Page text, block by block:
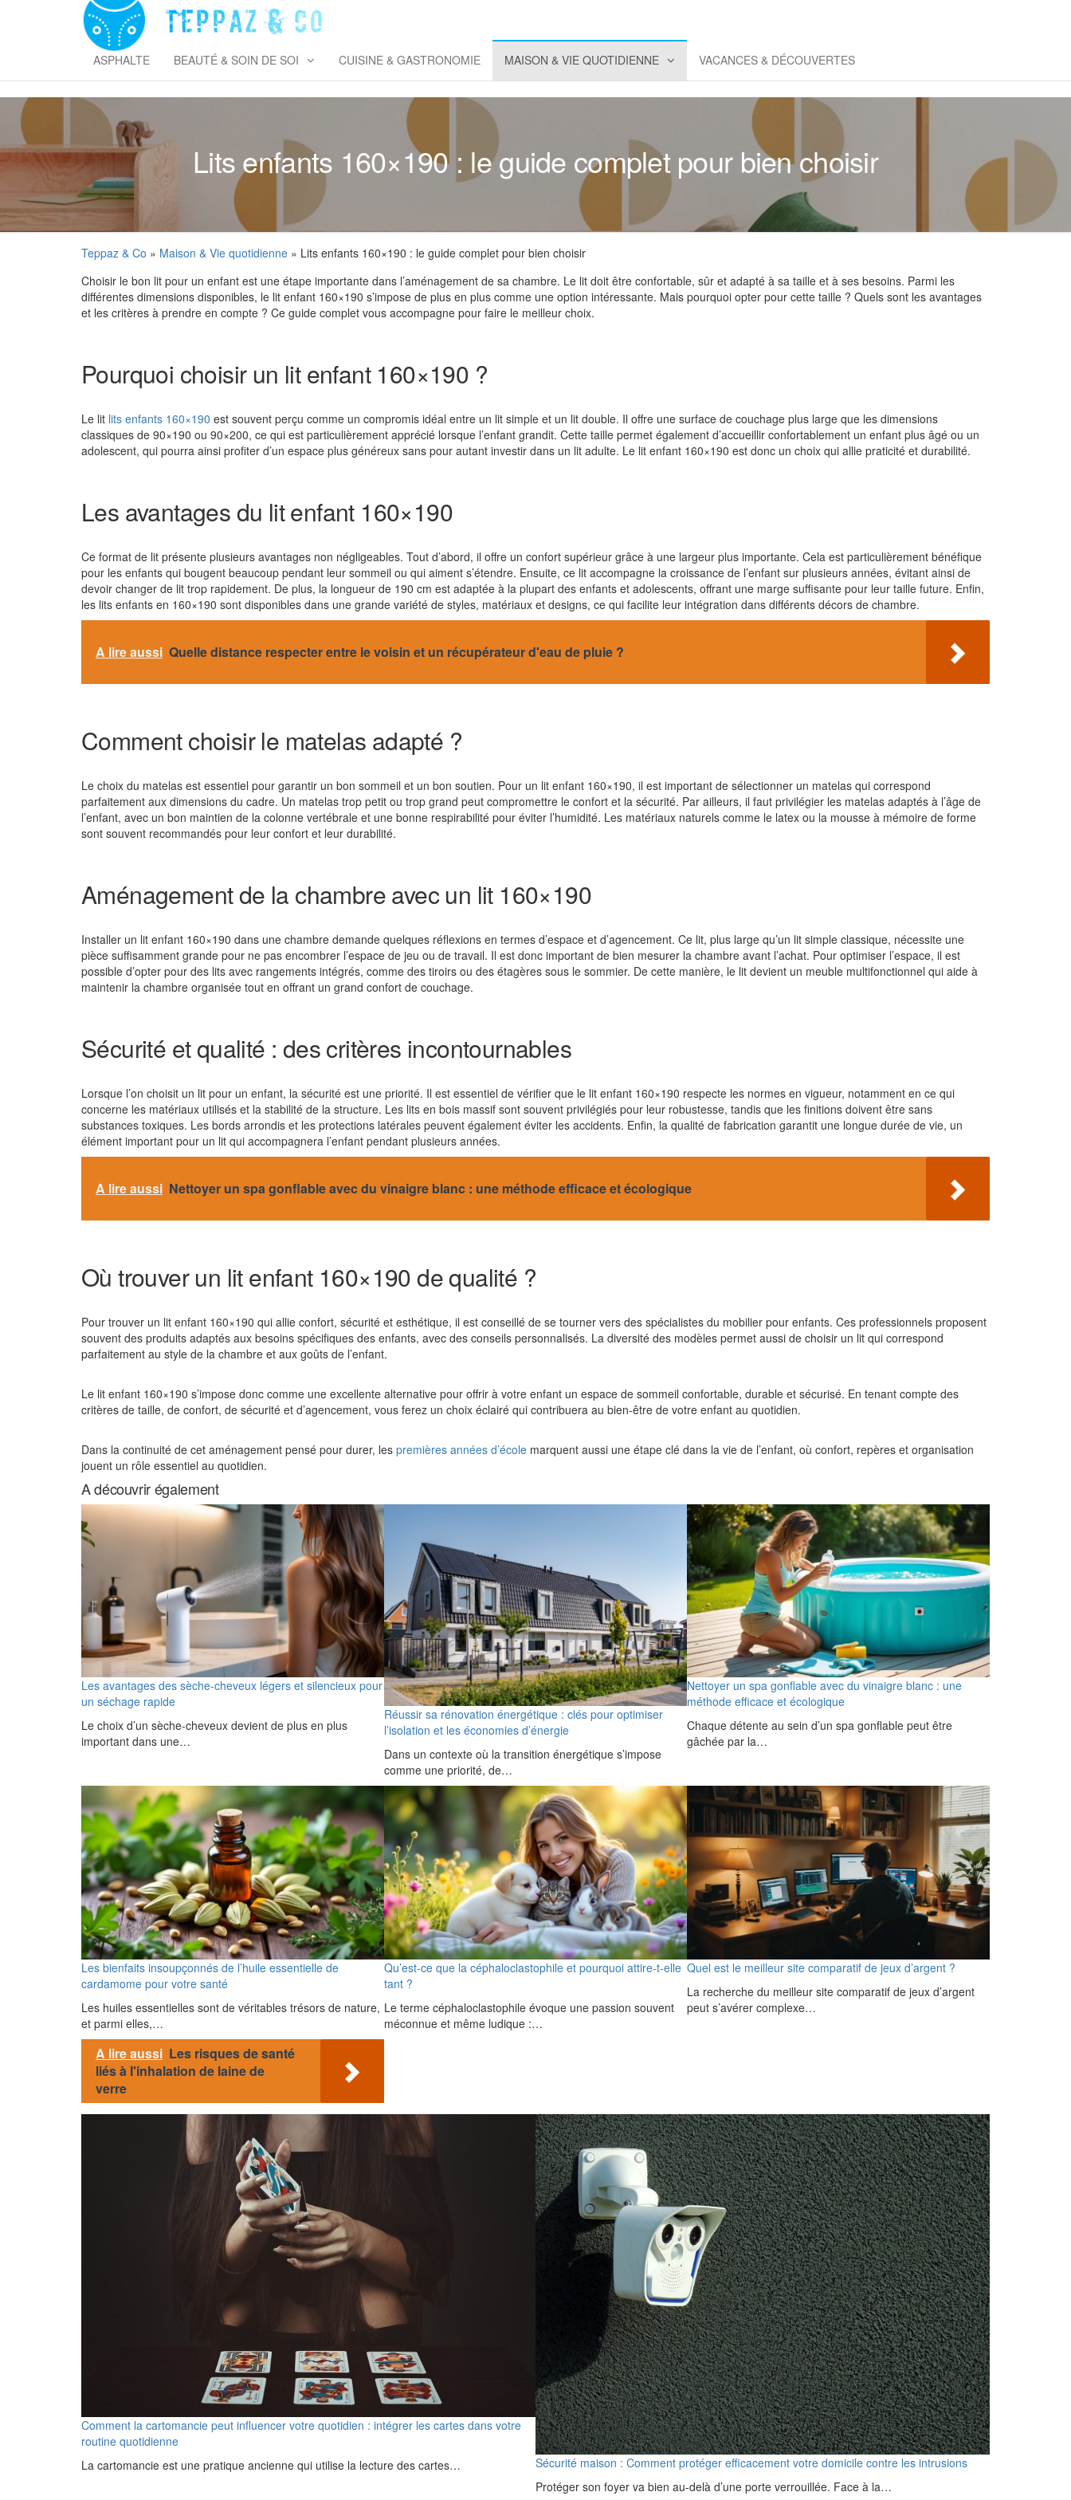
& Co
ASPHALTE BEAUTÉ & SOIN DE SOI CUISINE & GASTRONOMIE MAISON & VIE QUOTIDIENNE VACANCES & DÉCOUVERTES
Lits enfants 160×190 : le guide complet pour bien choisir
Teppaz & Co » Maison & Vie quotidienne » Lits enfants 160×190 : le guide complet pour bien choisir
Choisir le bon lit pour un enfant est une étape importante dans l’aménagement de sa chambre. Le lit doit être confortable, sûr et adapté à sa taille et à ses besoins. Parmi les
différentes dimensions disponibles, le lit enfant 160×190 s’impose de plus en plus comme une option intéressante. Mais pourquoi opter pour cette taille ? Quels sont les avantages
et les critères à prendre en compte ? Ce guide complet vous accompagne pour faire le meilleur choix.
Pourquoi choisir un lit enfant 160×190 ?
Le lit lits enfants 160×190 est souvent perçu comme un compromis idéal entre un lit simple et un lit double. Il offre une surface de couchage plus large que les dimensions
classiques de 90×190 ou 90×200, ce qui est particulièrement apprécié lorsque l’enfant grandit. Cette taille permet également d’accueillir confortablement un enfant plus âgé ou un
adolescent, qui pourra ainsi profiter d’un espace plus généreux sans pour autant investir dans un lit adulte. Le lit enfant 160×190 est donc un choix qui allie praticité et durabilité.
Les avantages du lit enfant 160×190
Ce format de lit présente plusieurs avantages non négligeables. Tout d’abord, il offre un confort supérieur grâce à une largeur plus importante. Cela est particulièrement bénéfique
pour les enfants qui bougent beaucoup pendant leur sommeil ou qui aiment s’étendre. Ensuite, ce lit accompagne la croissance de l’enfant sur plusieurs années, évitant ainsi de
devoir changer de lit trop rapidement. De plus, la longueur de 190 cm est adaptée à la plupart des enfants et adolescents, offrant une marge suffisante pour leur taille future. Enfin,
les lits enfants en 160×190 sont disponibles dans une grande variété de styles, matériaux et designs, ce qui facilite leur intégration dans différents décors de chambre.
A lire aussi Quelle distance respecter entre le voisin et un récupérateur d'eau de pluie ?
Comment choisir le matelas adapté ?
Le choix du matelas est essentiel pour garantir un bon sommeil et un bon soutien. Pour un lit enfant 160×190, il est important de sélectionner un matelas qui correspond
parfaitement aux dimensions du cadre. Un matelas trop petit ou trop grand peut compromettre le confort et la sécurité. Par ailleurs, il faut privilégier les matelas adaptés à l’âge de
l’enfant, avec un bon maintien de la colonne vertébrale et une bonne respirabilité pour éviter l’humidité. Les matériaux naturels comme le latex ou la mousse à mémoire de forme
sont souvent recommandés pour leur confort et leur durabilité.
Aménagement de la chambre avec un lit 160×190
Installer un lit enfant 160×190 dans une chambre demande quelques réflexions en termes d’espace et d’agencement. Ce lit, plus large qu’un lit simple classique, nécessite une
pièce suffisamment grande pour ne pas encombrer l’espace de jeu ou de travail. Il est donc important de bien mesurer la chambre avant l’achat. Pour optimiser l’espace, il est
possible d’opter pour des lits avec rangements intégrés, comme des tiroirs ou des étagères sous le sommier. De cette manière, le lit devient un meuble multifonctionnel qui aide à
maintenir la chambre organisée tout en offrant un grand confort de couchage.
Sécurité et qualité : des critères incontournables
Lorsque l’on choisit un lit pour un enfant, la sécurité est une priorité. Il est essentiel de vérifier que le lit enfant 160×190 respecte les normes en vigueur, notamment en ce qui
concerne les matériaux utilisés et la stabilité de la structure. Les lits en bois massif sont souvent privilégiés pour leur robustesse, tandis que les finitions doivent être sans
substances toxiques. Les bords arrondis et les protections latérales peuvent également éviter les accidents. Enfin, la qualité de fabrication garantit une longue durée de vie, un
élément important pour un lit qui accompagnera l’enfant pendant plusieurs années.
A lire aussi Nettoyer un spa gonflable avec du vinaigre blanc : une méthode efficace et écologique
Où trouver un lit enfant 160×190 de qualité ?
Pour trouver un lit enfant 160×190 qui allie confort, sécurité et esthétique, il est conseillé de se tourner vers des spécialistes du mobilier pour enfants. Ces professionnels proposent
souvent des produits adaptés aux besoins spécifiques des enfants, avec des conseils personnalisés. La diversité des modèles permet aussi de choisir un lit qui correspond
parfaitement au style de la chambre et aux goûts de l’enfant.
Le lit enfant 160×190 s’impose donc comme une excellente alternative pour offrir à votre enfant un espace de sommeil confortable, durable et sécurisé. En tenant compte des
critères de taille, de confort, de sécurité et d’agencement, vous ferez un choix éclairé qui contribuera au bien-être de votre enfant au quotidien.
Dans la continuité de cet aménagement pensé pour durer, les premières années d’école marquent aussi une étape clé dans la vie de l’enfant, où confort, repères et organisation
jouent un rôle essentiel au quotidien.
A découvrir également
Les avantages des sèche-cheveux légers et silencieux pour
un séchage rapide
Le choix d’un sèche-cheveux devient de plus en plus
important dans une…
Réussir sa rénovation énergétique : clés pour optimiser
l’isolation et les économies d’énergie
Dans un contexte où la transition énergétique s’impose
comme une priorité, de…
Nettoyer un spa gonflable avec du vinaigre blanc : une
méthode efficace et écologique
Chaque détente au sein d’un spa gonflable peut être
gâchée par la…
Les bienfaits insoupçonnés de l’huile essentielle de
cardamome pour votre santé
Les huiles essentielles sont de véritables trésors de nature,
et parmi elles,…
A lire aussi Les risques de santé
liés à l'inhalation de laine de
verre
Qu’est-ce que la céphaloclastophile et pourquoi attire-t-elle
tant ?
Le terme céphaloclastophile évoque une passion souvent
méconnue et même ludique :…
Quel est le meilleur site comparatif de jeux d’argent ?
La recherche du meilleur site comparatif de jeux d’argent
peut s’avérer complexe…
Comment la cartomancie peut influencer votre quotidien : intégrer les cartes dans votre
routine quotidienne
La cartomancie est une pratique ancienne qui utilise la lecture des cartes…
Sécurité maison : Comment protéger efficacement votre domicile contre les intrusions
Protéger son foyer va bien au-delà d’une porte verrouillée. Face à la…